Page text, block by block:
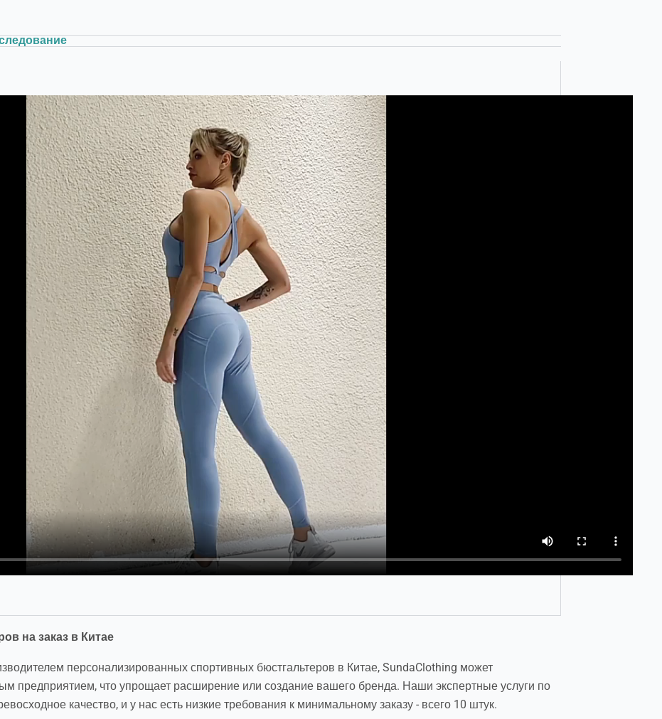
на заказ в Китае
персонализированных спортивных бюстгальтеров в Китае, SundaClothing может
предприятием, что упрощает расширение или создание вашего бренда. Наши экспертные услуги по
качество, и у нас есть низкие требования к минимальному заказу - всего 10 штук.